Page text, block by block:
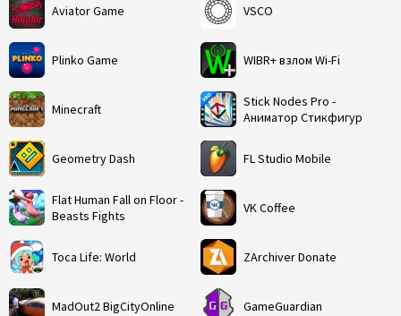
Aviator Game
Plinko Game
Minecraft
Geometry Dash
Flat Human Fall on Floor -
Beasts Fights
Toca Life: World
MadOut2 BigCityOnline
VSCO
WIBR+ взлом Wi-Fi
Stick Nodes Pro -
Аниматор Стикфигур
FL Studio Mobile
VK Coffee
ZArchiver Donate
GameGuardian